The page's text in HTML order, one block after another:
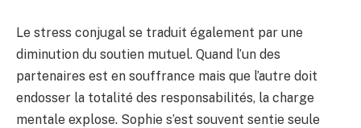
Le stress conjugal se traduit également par une
diminution du soutien mutuel. Quand l’un des
partenaires est en souffrance mais que l’autre doit
endosser la totalité des responsabilités, la charge
mentale explose. Sophie s’est souvent sentie seule